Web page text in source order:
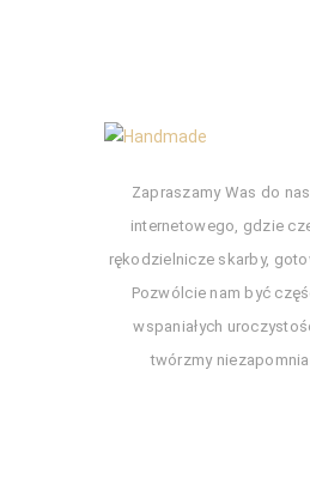
Zapraszamy Was do
internetowego, gdzie
rękodzielnicze skarby,
Pozwólcie nam być
wspaniałych
twórzmy